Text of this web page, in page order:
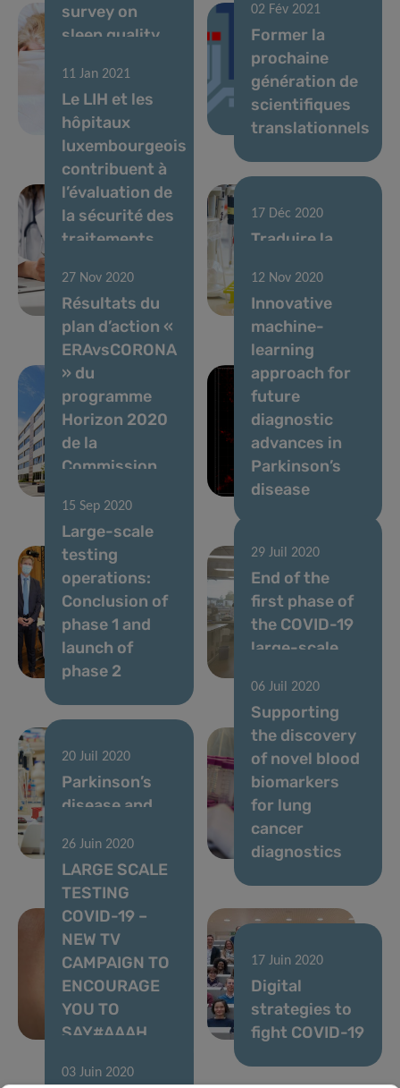
survey on
sleep quality
prevent
neurodegenerative
diseases
02 Fév 2021
Former la
prochaine
génération de
scientifiques
translationnels
11 Jan 2021
Le LIH et les
hôpitaux
luxembourgeois
contribuent à
l’évaluation de
la sécurité des
traitements
contre la
Covid-19
17 Déc 2020
Traduire la
applications
cliniques
27 Nov 2020
Résultats du
plan d’action «
ERAvsCORONA
» du
programme
Horizon 2020
de la
Commission
12 Nov 2020
Innovative
machine-
learning
approach for
future
diagnostic
advances in
Parkinson’s
disease
15 Sep 2020
Large-scale
testing
operations:
Conclusion of
phase 1 and
launch of
phase 2
29 Juil 2020
End of the
first phase of
the COVID-19
large-scale
20 Juil 2020
Parkinson’s
disease and
microbiome
06 Juil 2020
Supporting
the discovery
of novel blood
biomarkers
for lung
cancer
diagnostics
26 Juin 2020
LARGE SCALE
TESTING
COVID-19 –
NEW TV
CAMPAIGN TO
ENCOURAGE
YOU TO
SAY#AAAH
17 Juin 2020
Digital
strategies to
fight COVID-19
03 Juin 2020